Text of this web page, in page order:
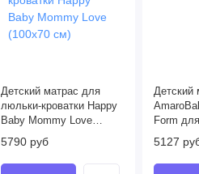
Детский матрас для
люльки-кроватки Happy
Baby Mommy Love
(100х70 см)
5790 руб
Детский
Form для
5127